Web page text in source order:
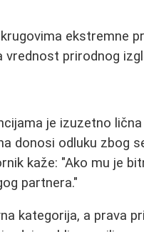
ekstremne
vrednost prirodnog
je izuzetno
donosi odluku zbog
kaže: "Ako mu je
partnera."
kategorija, a prava